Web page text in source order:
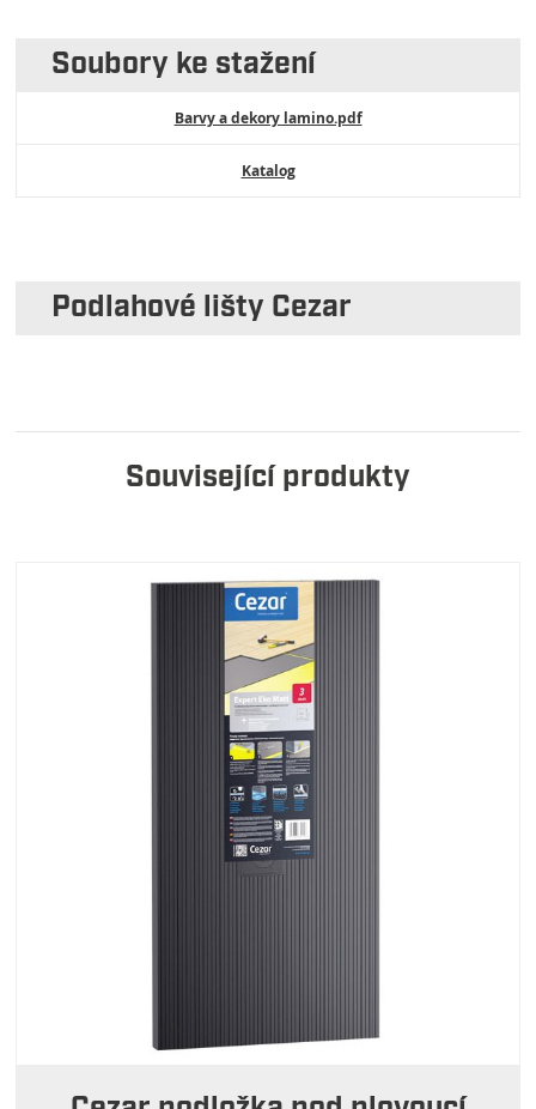
Soubory ke stažení
Barvy a dekory lamino.pdf
Katalog
Podlahové lišty Cezar
Související produkty